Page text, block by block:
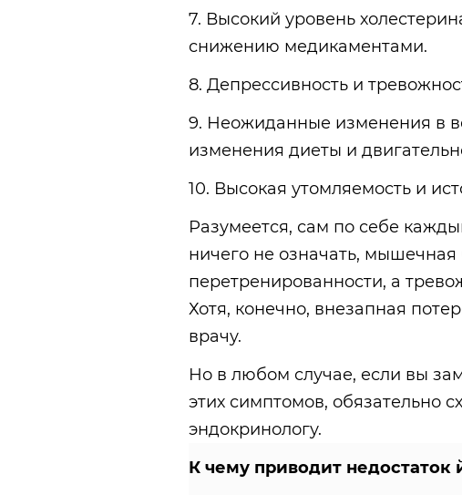
7. Высокий уровень
снижению медикаментами.
8. Депрессивность и
9. Неожиданные изменения в
изменения диеты и
10. Высокая утомляемость и
Разумеется, сам по себе
ничего не означать,
перетренированности, а
Хотя, конечно, внезапная
врачу.
Но в любом случае, если вы
этих симптомов, обязательно
эндокринологу.
К чему приводит недостаток